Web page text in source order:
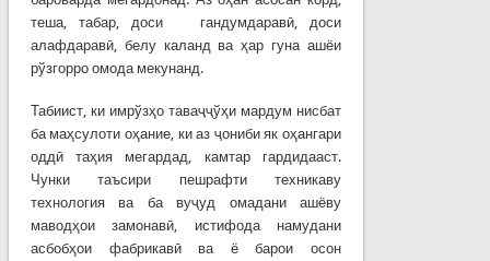
теша, табар, доси гандумдаравӣ, доси
алафдаравӣ, белу каланд ва ҳар гуна ашёи
рўзгорро омода мекунанд.
Табиист, ки имрўзҳо таваҷҷўҳи мардум нисбат
ба маҳсулоти оҳание, ки аз ҷониби як оҳангари
оддӣ таҳия мегардад, камтар гардидааст.
Чунки таъсири пешрафти техникаву
технология ва ба вуҷуд омадани ашёву
маводҳои замонавӣ, истифода намудани
асбобҳои фабрикавӣ ва ё барои осон